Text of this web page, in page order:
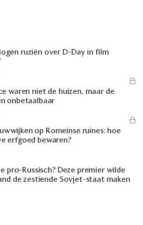
ruziën over D-Day in film
waren niet de huizen, maar de
onbetaalbaar
op Romeinse ruïnes: hoe
erfgoed bewaren?
pro-Russisch? Deze premier wilde
de zestiende Sovjet-staat maken